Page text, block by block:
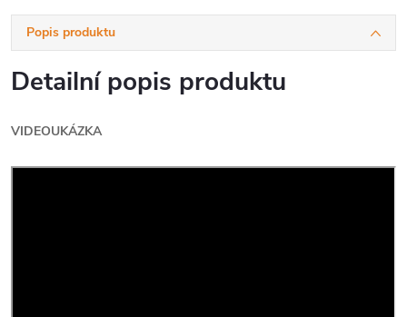
Popis produktu
Detailní popis produktu
VIDEOUKÁZKA